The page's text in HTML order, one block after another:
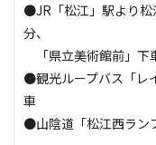
●JR「松江」駅より松
分、
「県立美術館前」下
●観光ループバス「レ
車
●山陰道「松江西ラン